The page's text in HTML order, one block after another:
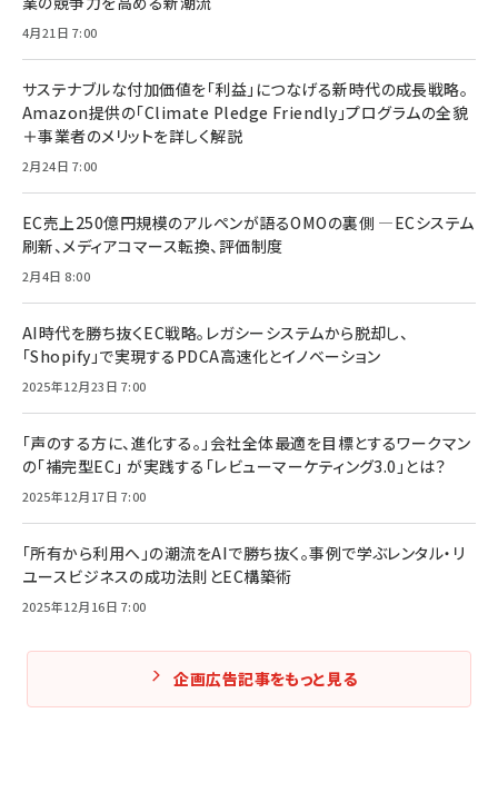
4月21日 7:00
サステナブルな付加価値を「利益」につなげる新時代の成長戦略。
Amazon提供の「Climate Pledge Friendly」プログラムの全貌
＋事業者のメリットを詳しく解説
2月24日 7:00
EC売上250億円規模のアルペンが語るOMOの裏側 ―ECシステム
刷新、メディアコマース転換、評価制度
2月4日 8:00
AI時代を勝ち抜くEC戦略。レガシーシステムから脱却し、
「Shopify」で実現するPDCA高速化とイノベーション
2025年12月23日 7:00
「声のする方に、進化する。」会社全体最適を目標とするワークマン
の「補完型EC」 が実践する「レビューマーケティング3.0」とは？
2025年12月17日 7:00
「所有から利用へ」の潮流をAIで勝ち抜く。事例で学ぶレンタル・リ
ユースビジネスの成功法則とEC構築術
2025年12月16日 7:00
企画広告記事をもっと見る